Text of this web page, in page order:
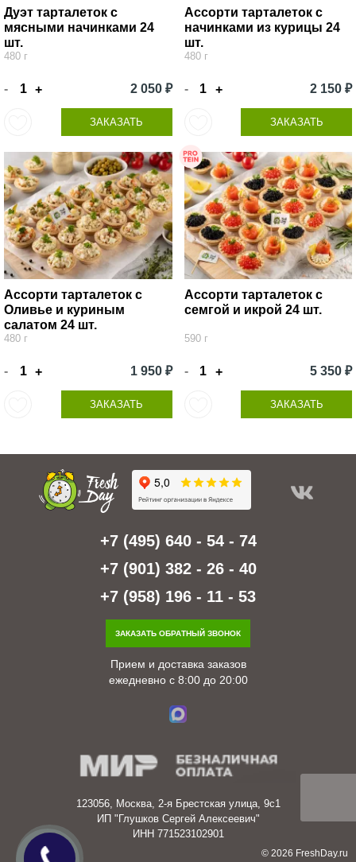
Дуэт тарталеток с
мясными начинками 24
шт.
480 г
- + 2 050 ₽
ЗАКАЗАТЬ
Ассорти тарталеток с
начинками из курицы 24
шт.
480 г
- + 2 150 ₽
ЗАКАЗАТЬ
Ассорти тарталеток с
Оливье и куриным
салатом 24 шт.
480 г
- + 1 950 ₽
ЗАКАЗАТЬ
Ассорти тарталеток с
семгой и икрой 24 шт.
590 г
- + 5 350 ₽
ЗАКАЗАТЬ
+7 (495) 640 - 54 - 74
+7 (901) 382 - 26 - 40
+7 (958) 196 - 11 - 53
ЗАКАЗАТЬ ОБРАТНЫЙ ЗВОНОК
Прием и доставка заказов
ежедневно с 8:00 до 20:00
123056, Москва, 2-я Брестская улица, 9с1
ИП "Глушков Сергей Алексеевич"
ИНН 771523102901
© 2026 FreshDay.ru